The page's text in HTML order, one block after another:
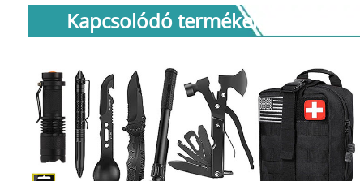
Kapcsolódó termékek